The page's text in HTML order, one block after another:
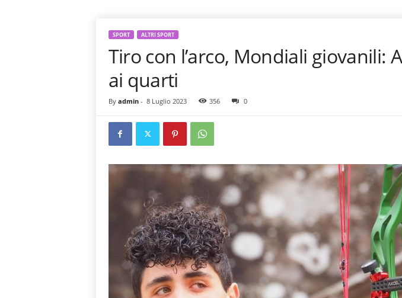
SPORT ALTRI SPORT
Tiro con l’arco, Mondiali giovanili:
ai quarti
By admin- 8 Luglio 2023 356 0